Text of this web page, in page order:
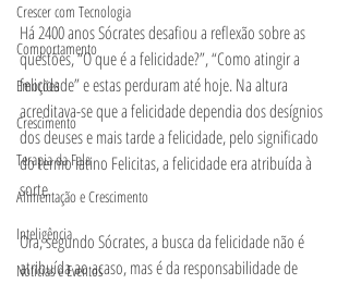
Crescer com Tecnologia
Comportamento
Emoções
Crescimento
Terapia da Fala
Alimentação e Crescimento
Inteligência
Notícias e Eventos
Há 2400 anos Sócrates desafiou a reflexão sobre as
questões, “O que é a felicidade?”, “Como atingir a
felicidade” e estas perduram até hoje. Na altura
acreditava-se que a felicidade dependia dos desígnios
dos deuses e mais tarde a felicidade, pelo significado
do termo latino Felicitas, a felicidade era atribuída à
sorte.
Ora, segundo Sócrates, a busca da felicidade não é
atribuída ao acaso, mas é da responsabilidade de